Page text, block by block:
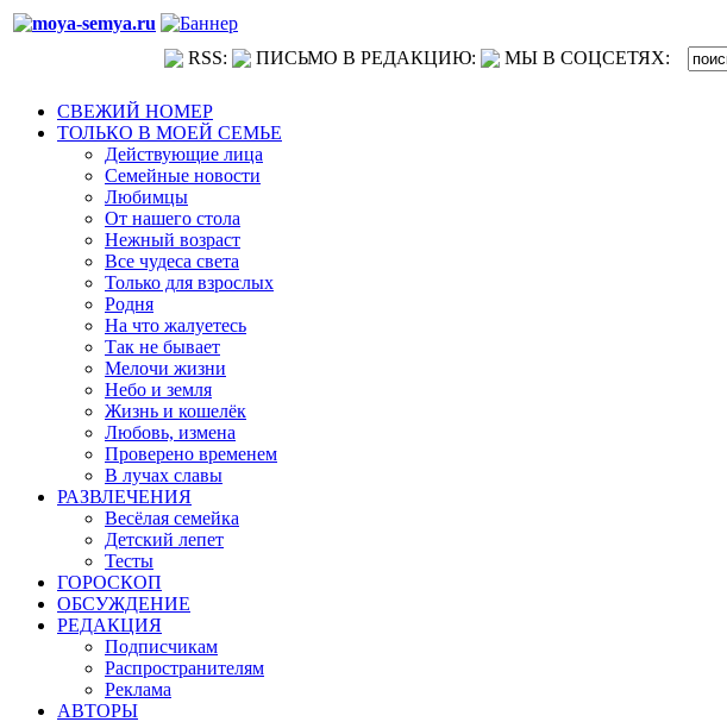
RSS: ПИСЬМО В РЕДАКЦИЮ: МЫ В СОЦСЕТЯХ:
СВЕЖИЙ НОМЕР
ТОЛЬКО В МОЕЙ СЕМЬЕ
Действующие лица
Семейные новости
Любимцы
От нашего стола
Нежный возраст
Все чудеса света
Только для взрослых
Родня
На что жалуетесь
Так не бывает
Мелочи жизни
Небо и земля
Жизнь и кошелёк
Любовь, измена
Проверено временем
В лучах славы
РАЗВЛЕЧЕНИЯ
Весёлая семейка
Детский лепет
Тесты
ГОРОСКОП
ОБСУЖДЕНИЕ
РЕДАКЦИЯ
Подписчикам
Распространителям
Реклама
АВТОРЫ